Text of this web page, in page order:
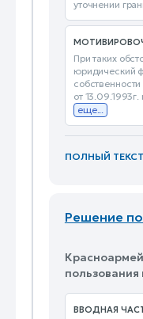
уточнении
При таких
юридический
от
еще...
ПОЛНЫЙ ТЕКСТ
Решение
ВВОДНАЯ